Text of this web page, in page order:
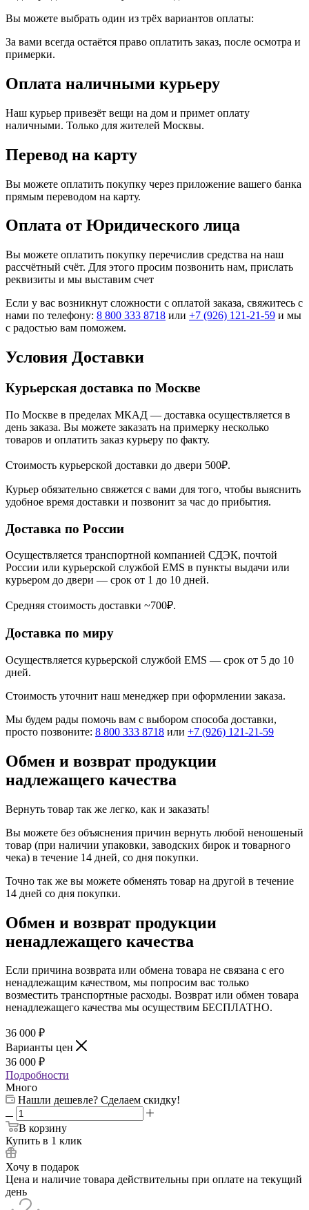
Вы можете выбрать один из трёх вариантов оплаты:
За вами всегда остаётся право оплатить заказ, после осмотра и
примерки.
Оплата наличными курьеру
Наш курьер привезёт вещи на дом и примет оплату
наличными. Только для жителей Москвы.
Перевод на карту
Вы можете оплатить покупку через приложение вашего банка
прямым переводом на карту.
Оплата от Юридического лица
Вы можете оплатить покупку перечислив средства на наш
рассчётный счёт. Для этого просим позвонить нам, прислать
реквизиты и мы выставим счет
Если у вас возникнут сложности с оплатой заказа, свяжитесь с
нами по телефону: 8 800 333 8718 или +7 (926) 121-21-59 и мы
с радостью вам поможем.
Условия Доставки
Курьерская доставка по Москве
По Москве в пределах МКАД — доставка осуществляется в
день заказа. Вы можете заказать на примерку несколько
товаров и оплатить заказ курьеру по факту.
Стоимость курьерской доставки до двери 500₽.
Курьер обязательно свяжется с вами для того, чтобы выяснить
удобное время доставки и позвонит за час до прибытия.
Доставка по России
Осуществляется транспортной компанией СДЭК, почтой
России или курьерской службой EMS в пункты выдачи или
курьером до двери — срок от 1 до 10 дней.
Средняя стоимость доставки ~700₽.
Доставка по миру
Осуществляется курьерской службой EMS — срок от 5 до 10
дней.
Стоимость уточнит наш менеджер при оформлении заказа.
Мы будем рады помочь вам с выбором способа доставки,
просто позвоните: 8 800 333 8718 или +7 (926) 121-21-59
Обмен и возврат продукции
надлежащего качества
Вернуть товар так же легко, как и заказать!
Вы можете без объяснения причин вернуть любой неношеный
товар (при наличии упаковки, заводских бирок и товарного
чека) в течение 14 дней, со дня покупки.
Точно так же вы можете обменять товар на другой в течение
14 дней со дня покупки.
Обмен и возврат продукции
ненадлежащего качества
Если причина возврата или обмена товара не связана с его
ненадлежащим качеством, мы попросим вас только
возместить транспортные расходы. Возврат или обмен товара
ненадлежащего качества мы осуществим БЕСПЛАТНО.
36 000 ₽
Варианты цен
36 000 ₽
Подробности
Много
Нашли дешевле? Сделаем скидку!
В корзину
Купить в 1 клик
Хочу в подарок
Цена и наличие товара действительны при оплате на текущий
день